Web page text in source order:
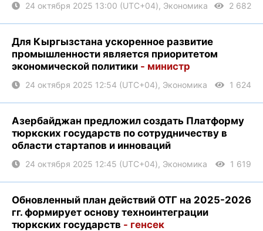
24 октября 2025 13:00 (UTC+04), Экономика 2 682
Для Кыргызстана ускоренное развитие
промышленности является приоритетом
экономической политики - министр
24 октября 2025 12:54 (UTC+04), Экономика 1 624
Азербайджан предложил создать Платформу
тюркских государств по сотрудничеству в
области стартапов и инноваций
24 октября 2025 12:45 (UTC+04), Экономика 1 619
Обновленный план действий ОТГ на 2025-2026
гг. формирует основу техноинтеграции
тюркских государств - генсек